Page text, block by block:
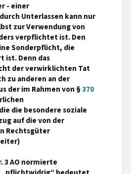
- einer
Unterlassen kann nur
zur Verwendung von
verpflichtet ist. Den
Sonderpflicht, die
ist. Denn das
der verwirklichten Tat
zu anderen an der
der im Rahmen von §370
die besondere soziale
auf die von der
Rechtsgüter
3 AO normierte